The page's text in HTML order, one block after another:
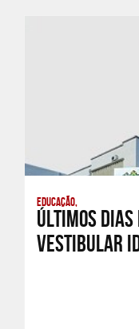
Educação,
Últimos
Vestibular